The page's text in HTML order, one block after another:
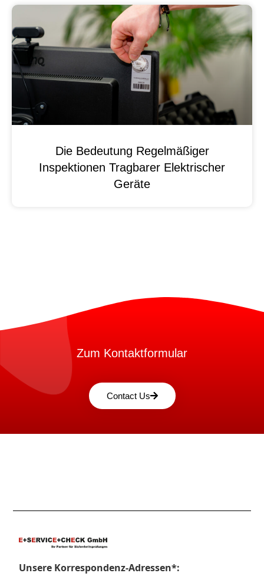
Die Bedeutung Regelmäßiger
Inspektionen Tragbarer Elektrischer
Geräte
Zum Kontaktformular
Contact Us
Unsere Korrespondenz-Adressen*: